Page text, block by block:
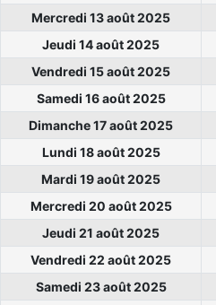
Mercredi 13 août 2025
Jeudi 14 août 2025
Vendredi 15 août 2025
Samedi 16 août 2025
Dimanche 17 août 2025
Lundi 18 août 2025
Mardi 19 août 2025
Mercredi 20 août 2025
Jeudi 21 août 2025
Vendredi 22 août 2025
Samedi 23 août 2025